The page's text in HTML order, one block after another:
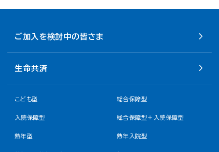
ご加入を検討中の皆さま
生命共済
こども型 総合保障型
入院保障型 総合保障型＋入院保障型
熟年型 熟年入院型